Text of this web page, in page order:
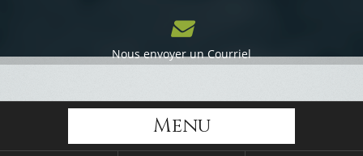
Nous envoyer un Courriel
Menu